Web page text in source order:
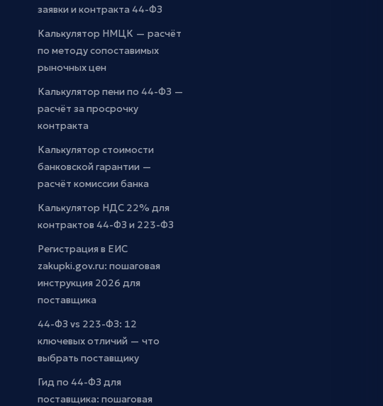
заявки и контракта 44-ФЗ
Калькулятор НМЦК — расчёт
по методу сопоставимых
рыночных цен
Калькулятор пени по 44-ФЗ —
расчёт за просрочку
контракта
Калькулятор стоимости
банковской гарантии —
расчёт комиссии банка
Калькулятор НДС 22% для
контрактов 44-ФЗ и 223-ФЗ
Регистрация в ЕИС
zakupki.gov.ru: пошаговая
инструкция 2026 для
поставщика
44-ФЗ vs 223-ФЗ: 12
ключевых отличий — что
выбрать поставщику
Гид по 44-ФЗ для
поставщика: пошаговая